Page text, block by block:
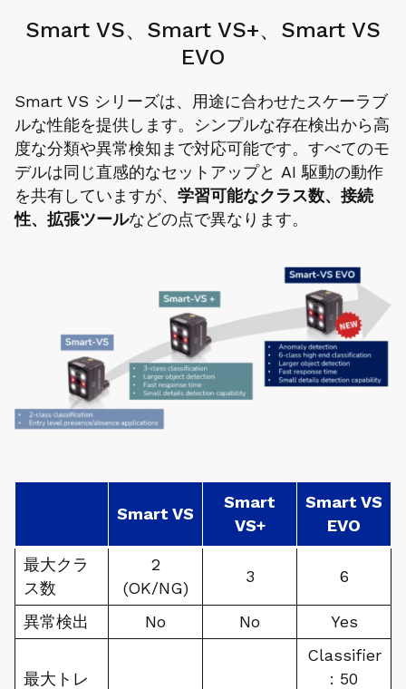
Smart VS、Smart VS+、Smart VS
EVO
Smart VS シリーズは、用途に合わせたスケーラブ
ルな性能を提供します。シンプルな存在検出から高
度な分類や異常検知まで対応可能です。すべてのモ
デルは同じ直感的なセットアップと AI 駆動の動作
を共有していますが、 学習可能なクラス数、接続
性、拡張ツールなどの点で異なります。
Smart VS
Smart
VS+
Smart VS
EVO
最大クラ
ス数
2
(OK/NG)
3 6
異常検出 No No Yes
最大トレ
Classifier
: 50